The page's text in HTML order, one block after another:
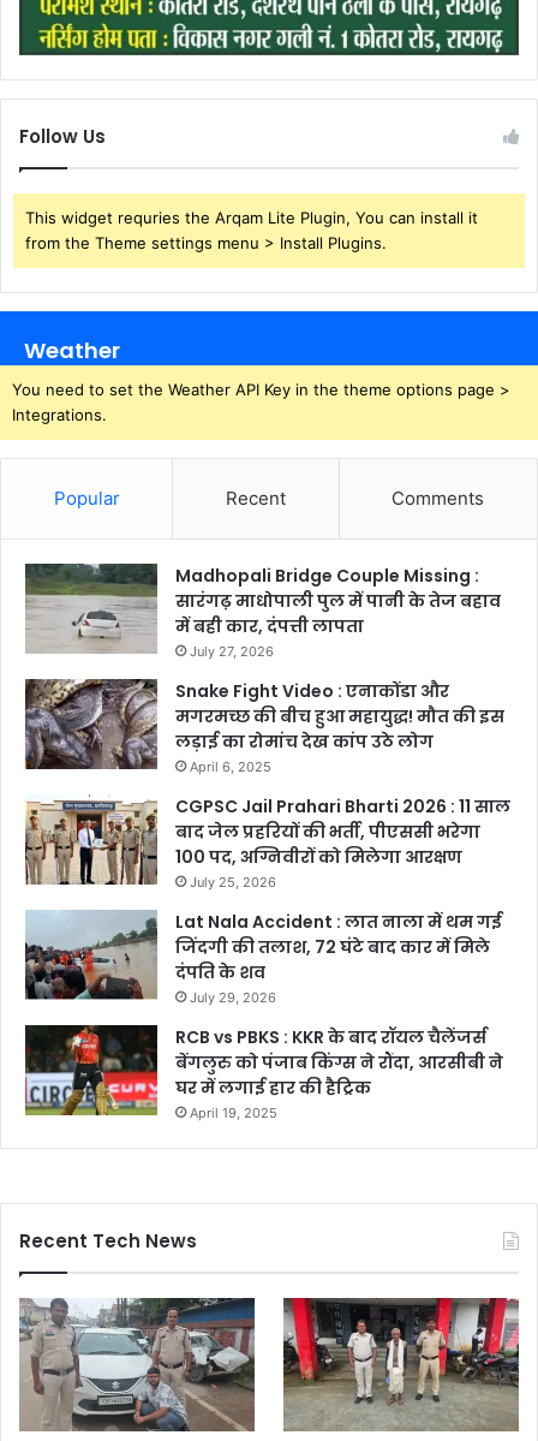
Follow Us
This widget requries the Arqam Lite Plugin, You can install it
from the Theme settings menu > Install Plugins.
Weather
You need to set the Weather API Key in the theme options page >
Integrations.
Popular Recent Comments
Madhopali Bridge Couple Missing :
सारंगढ़ माधोपाली पुल में पानी के तेज बहाव
में बही कार, दंपत्ती लापता
July 27, 2026
Snake Fight Video : एनाकोंडा और
मगरमच्छ की बीच हुआ महायुद्ध! मौत की इस
लड़ाई का रोमांच देख कांप उठे लोग
April 6, 2025
CGPSC Jail Prahari Bharti 2026 : 11 साल
बाद जेल प्रहरियों की भर्ती, पीएससी भरेगा
100 पद, अग्निवीरों को मिलेगा आरक्षण
July 25, 2026
Lat Nala Accident : लात नाला में थम गई
जिंदगी की तलाश, 72 घंटे बाद कार में मिले
दंपति के शव
July 29, 2026
RCB vs PBKS : KKR के बाद रॉयल चैलेंजर्स
बेंगलुरु को पंजाब किंग्स ने रौंदा, आरसीबी ने
घर में लगाई हार की हैट्रिक
April 19, 2025
Recent Tech News